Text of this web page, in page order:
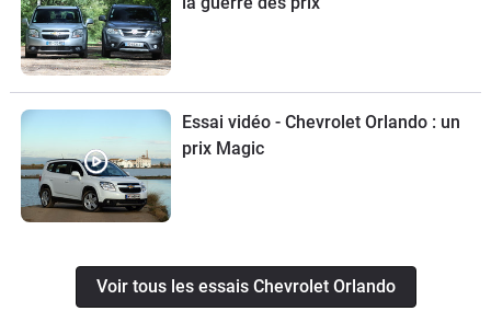
Essai vidéo - Chevrolet Orlando : un
prix Magic
Voir tous les essais Chevrolet Orlando